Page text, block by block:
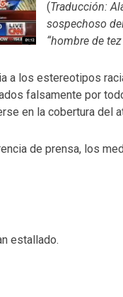
(Traducción:
sospechoso
“hombre de
a los estereotipos
falsamente por
en la cobertura del
de prensa, los
estallado.